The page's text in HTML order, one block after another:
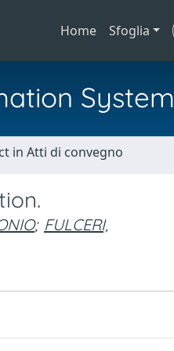
Home Sfoglia
System
in Atti di convegno
; FULCERI,